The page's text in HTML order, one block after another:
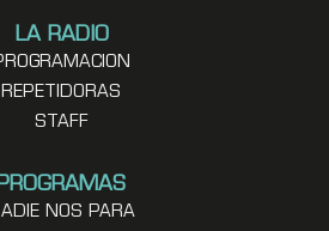
LA RADIO
REPETIDORAS
STAFF
PROGRAMAS
NOS PARA